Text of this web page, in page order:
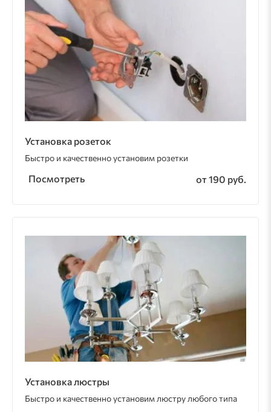
Установка розеток
Быстро и качественно установим розетки
Посмотреть от 190 руб.
Установка люстры
Быстро и качественно установим люстру любого типа